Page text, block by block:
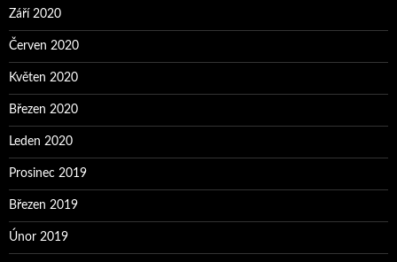
Září 2020
Červen 2020
Květen 2020
Březen 2020
Leden 2020
Prosinec 2019
Březen 2019
Únor 2019